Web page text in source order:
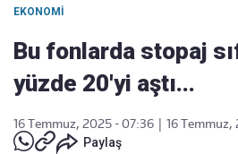
EKONOMI
Bu fonlarda stopaj
yüzde 20'yi aştı...
16 Temmuz, 2025 - 07:36
16
Paylaş